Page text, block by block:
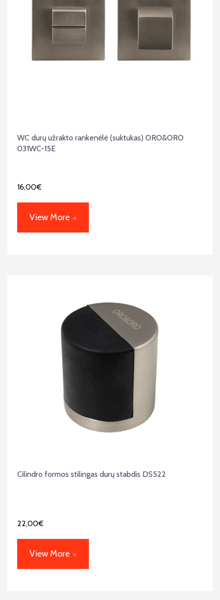
WC durų užrakto rankenėlė (suktukas) ORO&ORO
031WC-15E
16,00€
View More
Cilindro formos stilingas durų stabdis DS522
22,00€
View More